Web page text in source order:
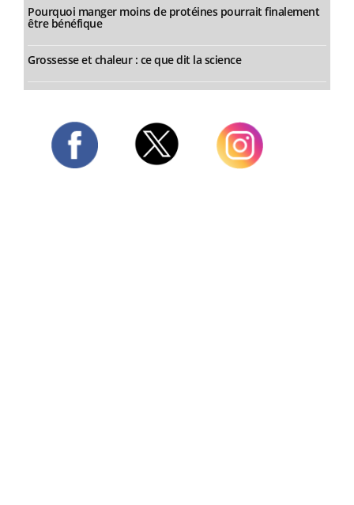
Pourquoi manger moins de protéines pourrait finalement
être bénéfique
Grossesse et chaleur : ce que dit la science